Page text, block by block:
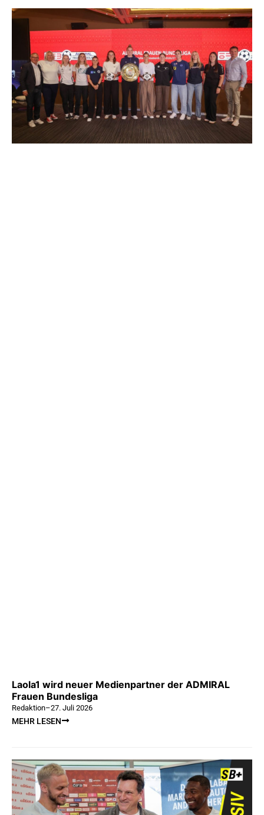
Laola1 wird neuer Medienpartner der ADMIRAL
Frauen Bundesliga
Redaktion–27. Juli 2026
MEHR LESEN